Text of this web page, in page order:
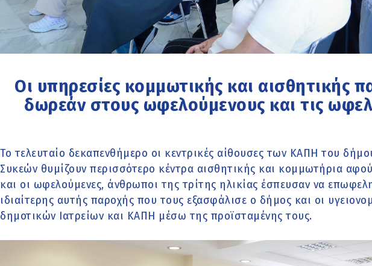
Οι υπηρεσίες κομμωτικής και αισθητικής
δωρεάν στους ωφελούμενους και τις
Το τελευταίο δεκαπενθήμερο οι κεντρικές αίθουσες των ΚΑΠΗ του
Συκεών θυμίζουν περισσότερο κέντρα αισθητικής και κομμωτήρια
και οι ωφελούμενες, άνθρωποι της τρίτης ηλικίας έσπευσαν να
ιδιαίτερης αυτής παροχής που τους εξασφάλισε ο δήμος και οι
δημοτικών Ιατρείων και ΚΑΠΗ μέσω της προϊσταμένης τους.